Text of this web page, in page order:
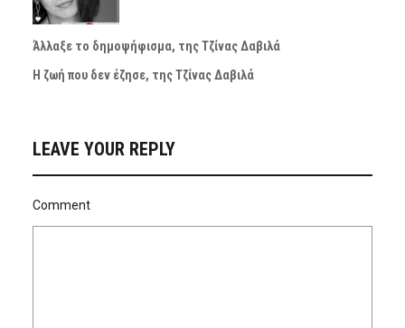
Άλλαξε το δημοψήφισμα, της Τζίνας Δαβιλά
Η ζωή που δεν έζησε, της Τζίνας Δαβιλά
LEAVE YOUR REPLY
Comment